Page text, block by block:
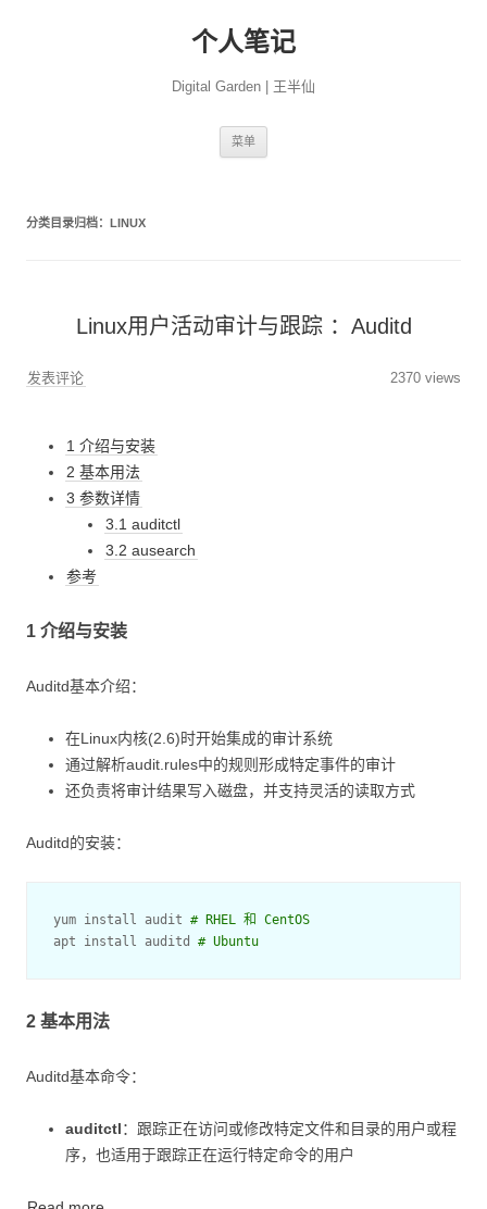
个人笔记
Digital Garden | 王半仙
菜单
分类目录归档： LINUX
Linux用户活动审计与跟踪 ：Auditd
发表评论 2370 views
1 介绍与安装
2 基本用法
3 参数详情
3.1 auditctl
3.2 ausearch
参考
1 介绍与安装
Auditd基本介绍：
在Linux内核(2.6)时开始集成的审计系统
通过解析audit.rules中的规则形成特定事件的审计
还负责将审计结果写入磁盘，并支持灵活的读取方式
Auditd的安装：
yum install audit # RHEL 和 CentOS
apt install auditd # Ubuntu
2 基本用法
Auditd基本命令：
auditctl：跟踪正在访问或修改特定文件和目录的用户或程
序，也适用于跟踪正在运行特定命令的用户